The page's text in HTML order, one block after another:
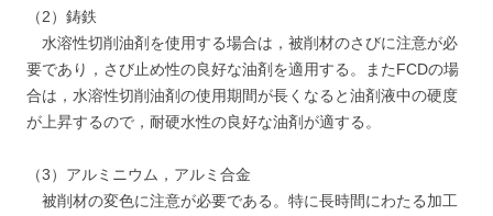
（2）鋳鉄
水溶性切削油剤を使用する場合は，被削材のさびに注意が必
要であり，さび止め性の良好な油剤を適用する。またFCDの場
合は，水溶性切削油剤の使用期間が長くなると油剤液中の硬度
が上昇するので，耐硬水性の良好な油剤が適する。
（3）アルミニウム，アルミ合金
被削材の変色に注意が必要である。特に長時間にわたる加工